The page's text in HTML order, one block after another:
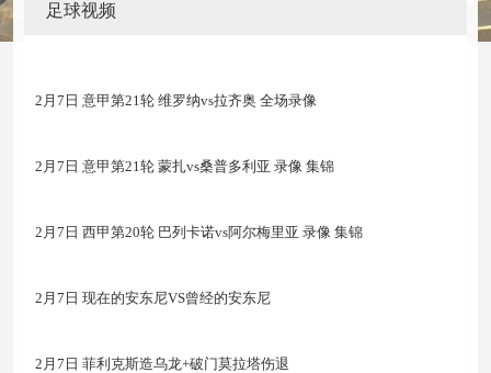
足球视频
2月7日 意甲第21轮 维罗纳vs拉齐奥 全场录像
2月7日 意甲第21轮 蒙扎vs桑普多利亚 录像 集锦
2月7日 西甲第20轮 巴列卡诺vs阿尔梅里亚 录像 集锦
2月7日 现在的安东尼VS曾经的安东尼
2月7日 菲利克斯造乌龙+破门莫拉塔伤退